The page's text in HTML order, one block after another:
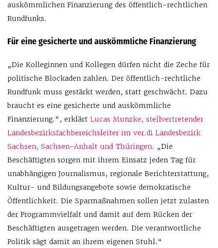
auskömmlichen Finanzierung des öffentlich-rechtlichen
Rundfunks.
Für eine gesicherte und auskömmliche Finanzierung
„Die Kolleginnen und Kollegen dürfen nicht die Zeche für
politische Blockaden zahlen. Der öffentlich-rechtliche
Rundfunk muss gestärkt werden, statt geschwächt. Dazu
braucht es eine gesicherte und auskömmliche
Finanzierung.“, erklärt Lucas Munzke, stellvertretender
Landesbezirksfachbereichsleiter im ver.di Landesbezirk
Sachsen, Sachsen-Anhalt und Thüringen. „Die
Beschäftigten sorgen mit ihrem Einsatz jeden Tag für
unabhängigen Journalismus, regionale Berichterstattung,
Kultur- und Bildungsangebote sowie demokratische
Öffentlichkeit. Die Sparmaßnahmen sollen jetzt zulasten
der Programmvielfalt und damit auf dem Rücken der
Beschäftigten ausgetragen werden. Die verantwortliche
Politik sägt damit an ihrem eigenen Stuhl.“